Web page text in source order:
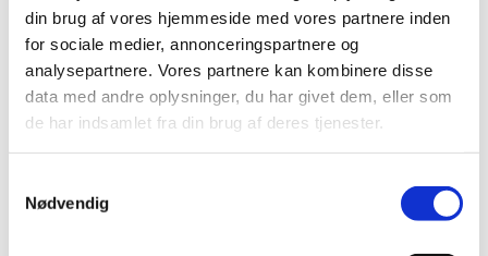
din brug af vores hjemmeside med vores partnere inden
for sociale medier, annonceringspartnere og
analysepartnere. Vores partnere kan kombinere disse
data med andre oplysninger, du har givet dem, eller som
de har indsamlet fra din brug af deres tjenester.
Nødvendig
2010 (7)
november (1)
juni (1)
maj (1)
april (2)
marts (2)
2008 (8)